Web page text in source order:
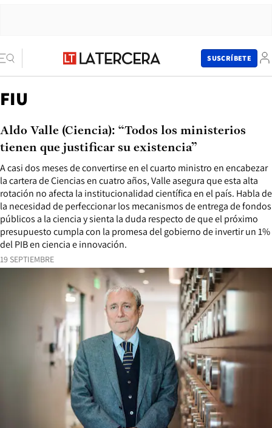
SUSCRÍBETE
FIU
19 SEPTIEMBRE
A casi dos meses de convertirse en el cuarto ministro en encabezar
la cartera de Ciencias en cuatro años, Valle asegura que esta alta
rotación no afecta la institucionalidad científica en el país. Habla de
la necesidad de perfeccionar los mecanismos de entrega de fondos
públicos a la ciencia y sienta la duda respecto de que el próximo
presupuesto cumpla con la promesa del gobierno de invertir un 1%
del PIB en ciencia e innovación.
Aldo Valle (Ciencia): “Todos los ministerios
tienen que justificar su existencia”